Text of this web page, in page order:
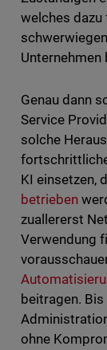
welches dazu
Unternehmen
Genau dann
Service
solche
KI einsetzen,
betrieben
zuallererst
Verwendung
beitragen.
ohne